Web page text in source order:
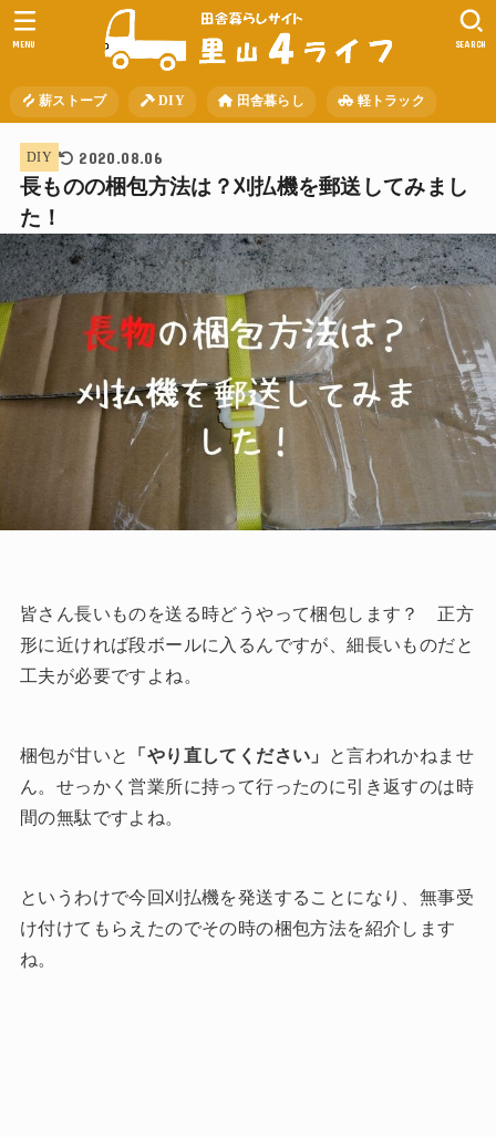
薪ストーブ DIY 田舎暮らし 軽トラック
SEARCH
MENU
DIY 2020.08.06
長ものの梱包方法は？刈払機を郵送してみまし
た！
皆さん長いものを送る時どうやって梱包します？ 正方
形に近ければ段ボールに入るんですが、細長いものだと
工夫が必要ですよね。
梱包が甘いと 「やり直してください」
と言われかねませ
ん。せっかく営業所に持って行ったのに引き返すのは時
間の無駄ですよね。
というわけで今回刈払機を発送することになり、無事受
け付けてもらえたのでその時の梱包方法を紹介します
ね。